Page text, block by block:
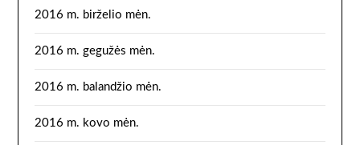
2016 m. birželio mėn.
2016 m. gegužės mėn.
2016 m. balandžio mėn.
2016 m. kovo mėn.